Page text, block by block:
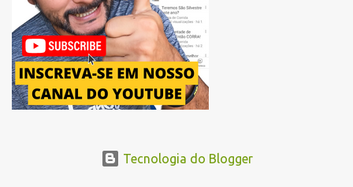
acessando a Avenida Norma Pieruccini Giannotti, a Avenida Rudge e
...
Tecnologia do Blogger